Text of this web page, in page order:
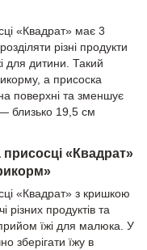
«Квадрат» має 3
різні продукти
для дитини. Такий
а присоска
поверхні та зменшує
— близько 19,5 см
присосці «Квадрат»
«Квадрат» з кришкою
різних продуктів та
їжі для малюка. У
зберігати їжу в